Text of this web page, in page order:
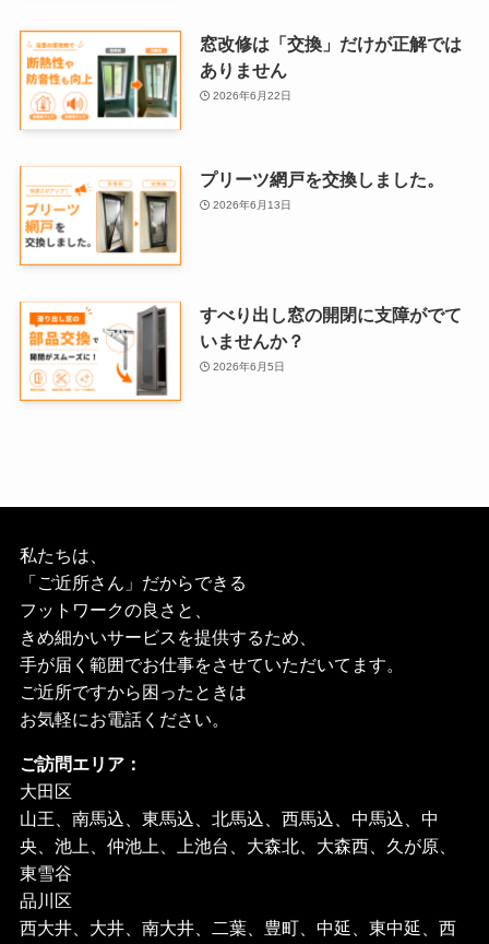
窓改修は「交換」だけが正解では
ありません
2026年6月22日
プリーツ網戸を交換しました。
2026年6月13日
すべり出し窓の開閉に支障がでて
いませんか？
2026年6月5日
私たちは、
「ご近所さん」だからできる
フットワークの良さと、
きめ細かいサービスを提供するため、
手が届く範囲でお仕事をさせていただいてます。
ご近所ですから困ったときは
お気軽にお電話ください。
ご訪問エリア：
大田区
山王、南馬込、東馬込、北馬込、西馬込、中馬込、中
央、池上、仲池上、上池台、大森北、大森西、久が原、
東雪谷
品川区
西大井、大井、南大井、二葉、豊町、中延、東中延、西